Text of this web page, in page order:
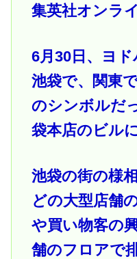
集英社オンラ
6月30日、ヨ
池袋で、関東
のシンボルだ
袋本店のビル
池袋の街の様
どの大型店舗
や買い物客の
舗のフロアで